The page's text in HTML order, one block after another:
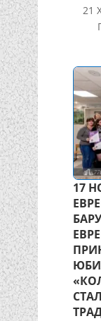
21
17